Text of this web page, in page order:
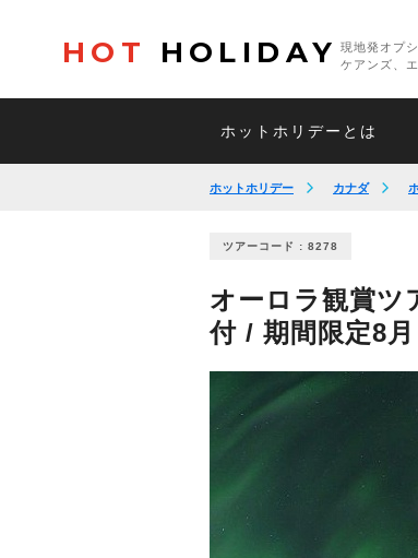
HOT HOLIDAY
現地発オプ
ケアンズ、
ホットホリデーとは
ホットホリデー カナダ
ツアーコード : 8278
オーロラ観賞ツ
付 / 期間限定8月